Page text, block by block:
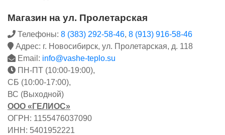
Магазин на ул. Пролетарская
Телефоны: 8 (383) 292-58-46, 8 (913) 916-58-46
Адрес: г. Новосибирск, ул. Пролетарская, д. 118
Email: info@vashe-teplo.su
ПН-ПТ (10:00-19:00),
СБ (10:00-17:00),
ВС (Выходной)
ООО «ГЕЛИОС»
ОГРН: 1155476037090
ИНН: 5401952221